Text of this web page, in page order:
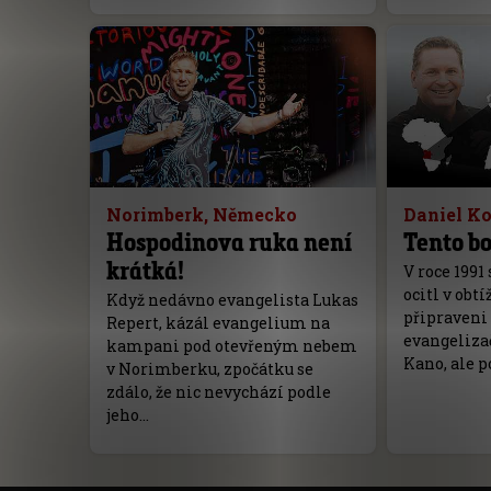
Norimberk, Německo
Hospodinova ruka není
krátká!
Když nedávno evangelista Lukas
Repert, kázál evangelium na
kampani pod otevřeným nebem
v Norimberku, zpočátku se
zdálo, že nic nevychází podle
jeho…
Daniel
Tento
V roce
ocitl v
připraveni
Kano, ale